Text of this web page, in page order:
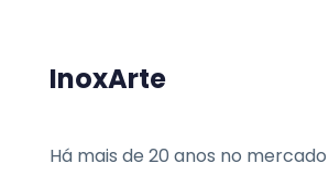
InoxArte
Há mais de 20 anos no